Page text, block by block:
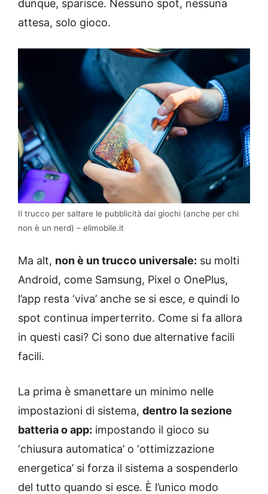
dunque, sparisce. Nessuno spot, nessuna
attesa, solo gioco.
Il trucco per saltare le pubblicità dai giochi (anche per chi
non è un nerd) – elimobile.it
Ma alt, non è un trucco universale: su molti
Android, come Samsung, Pixel o OnePlus,
l’app resta ‘viva’ anche se si esce, e quindi lo
spot continua imperterrito. Come si fa allora
in questi casi? Ci sono due alternative facili
facili.
La prima è smanettare un minimo nelle
impostazioni di sistema, dentro la sezione
batteria o app: impostando il gioco su
‘chiusura automatica’ o ‘ottimizzazione
energetica’ si forza il sistema a sospenderlo
del tutto quando si esce. È l’unico modo